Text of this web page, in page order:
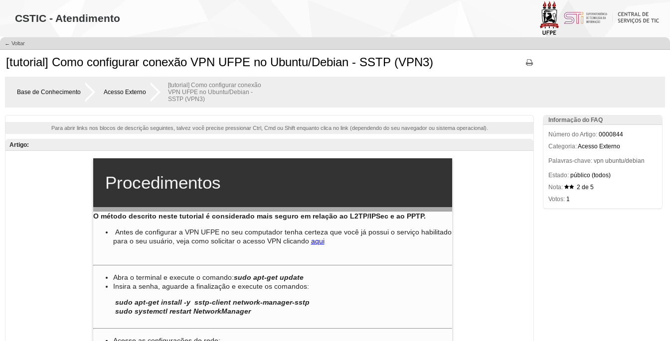
CSTIC - Atendimento
← Voltar
[tutorial] Como configurar conexão VPN UFPE no Ubuntu/Debian - SSTP (VPN3)
Base de Conhecimento Acesso Externo
[tutorial] Como configurar conexão
VPN UFPE no Ubuntu/Debian -
SSTP (VPN3)
Para abrir links nos blocos de descrição seguintes, talvez você precise pressionar Ctrl, Cmd ou Shift enquanto clica no link (dependendo do seu navegador ou sistema operacional).
Artigo:
Informação do FAQ
Número do Artigo: 0000844
Categoria:Acesso Externo
Palavras-chave: vpn ubuntu/debian
Estado: público (todos)
Nota:
2 de 5
Votos: 1